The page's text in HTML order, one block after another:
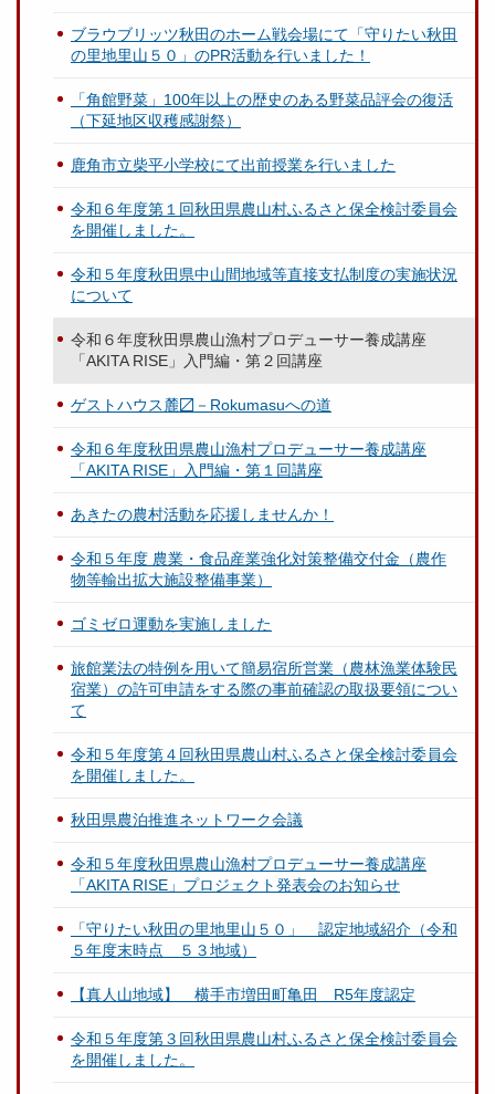
ブラウブリッツ秋田のホーム戦会場にて「守りたい秋田
の里地里山５０」のPR活動を行いました！
「角館野菜」100年以上の歴史のある野菜品評会の復活
（下延地区収穫感謝祭）
鹿角市立柴平小学校にて出前授業を行いました
令和６年度第１回秋田県農山村ふるさと保全検討委員会
を開催しました。
令和５年度秋田県中山間地域等直接支払制度の実施状況
について
令和６年度秋田県農山漁村プロデューサー養成講座
「AKITA RISE」入門編・第２回講座
ゲストハウス麓〼－Rokumasuへの道
令和６年度秋田県農山漁村プロデューサー養成講座
「AKITA RISE」入門編・第１回講座
あきたの農村活動を応援しませんか！
令和５年度 農業・食品産業強化対策整備交付金（農作
物等輸出拡大施設整備事業）
ゴミゼロ運動を実施しました
旅館業法の特例を用いて簡易宿所営業（農林漁業体験民
宿業）の許可申請をする際の事前確認の取扱要領につい
て
令和５年度第４回秋田県農山村ふるさと保全検討委員会
を開催しました。
秋田県農泊推進ネットワーク会議
令和５年度秋田県農山漁村プロデューサー養成講座
「AKITA RISE」プロジェクト発表会のお知らせ
「守りたい秋田の里地里山５０」 認定地域紹介（令和
５年度末時点 ５３地域）
【真人山地域】 横手市増田町亀田 R5年度認定
令和５年度第３回秋田県農山村ふるさと保全検討委員会
を開催しました。